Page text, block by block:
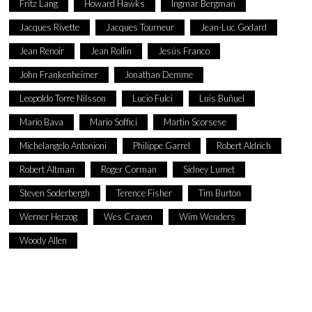
Fritz Lang Howard Hawks Ingmar Bergman
Jacques Rivette Jacques Tourneur Jean-Luc Godard
Jean Renoir Jean Rollin Jesús Franco
John Frankenheimer Jonathan Demme
Leopoldo Torre Nilsson Lucio Fulci Luis Buñuel
Mario Bava Mario Soffici Martin Scorsese
Michelangelo Antonioni Philippe Garrel Robert Aldrich
Robert Altman Roger Corman Sidney Lumet
Steven Soderbergh Terence Fisher Tim Burton
Werner Herzog Wes Craven Wim Wenders
Woody Allen